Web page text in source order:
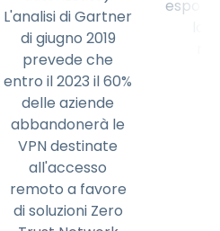
L'analisi di Gartner
di giugno 2019
prevede che
entro il 2023 il 60%
delle aziende
abbandonerà le
VPN destinate
all'accesso
remoto a favore
di soluzioni Zero